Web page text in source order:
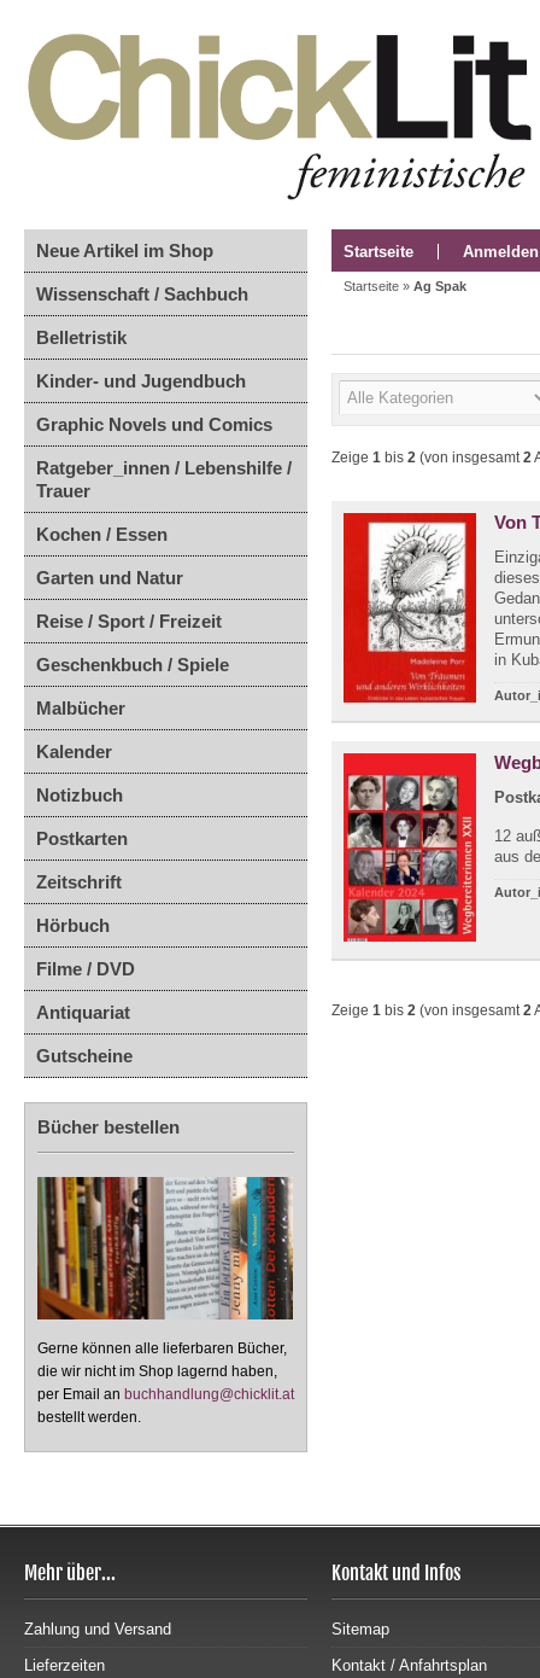
Neue Artikel im Shop
Wissenschaft / Sachbuch
Belletristik
Kinder- und Jugendbuch
Graphic Novels und Comics
Ratgeber_innen / Lebenshilfe /
Trauer
Kochen / Essen
Garten und Natur
Reise / Sport / Freizeit
Geschenkbuch / Spiele
Malbücher
Kalender
Notizbuch
Postkarten
Zeitschrift
Hörbuch
Filme / DVD
Antiquariat
Gutscheine
Bücher bestellen
Gerne können alle lieferbaren Bücher,
die wir nicht im Shop lagernd haben,
per Email an buchhandlung@chicklit.at
bestellt werden.
Startseite Anmelden
Startseite » Ag Spak
Zeige 1 bis 2 (von insgesamt2
Von
in
12
aus
Zeige 1 bis 2 (von insgesamt2
Mehr über...
Zahlung und Versand
Lieferzeiten
Kontakt und Infos
Sitemap
Kontakt / Anfahrtsplan